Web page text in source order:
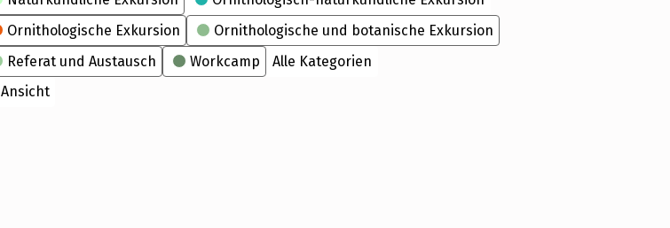
Ornithologische Exkursion
Ornithologische und botanische Exkursion
Referat und Austausch
Workcamp
Alle Kategorien
Ansichtausdrucken